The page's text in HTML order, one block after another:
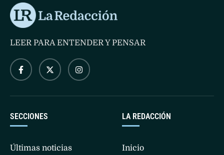
LA REDACCIÓN
Inicio
SECCIONES
Últimas noticias
LEER PARA ENTENDER Y PENSAR